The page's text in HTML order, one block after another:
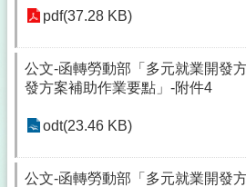
pdf(37.28 KB)
公文-函轉勞動部「多元就業開發
發方案補助作業要點」-附件4
odt(23.46 KB)
公文-函轉勞動部「多元就業開發